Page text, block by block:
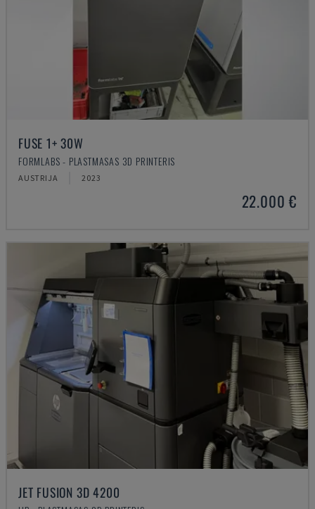
FUSE 1+ 30W
FORMLABS - PLASTMASAS 3D PRINTERIS
AUSTRIJA 2023
22.000 €
JET FUSION 3D 4200